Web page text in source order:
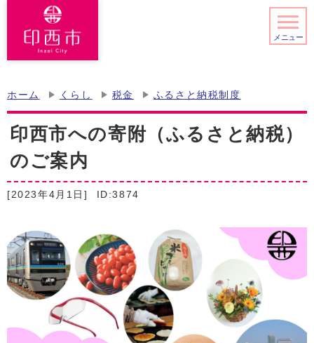
メニュー
ホーム くらし 税金 ふるさと納税制度
印西市への寄附（ふるさと納税）
のご案内
[2023年4月1日] ID:3874